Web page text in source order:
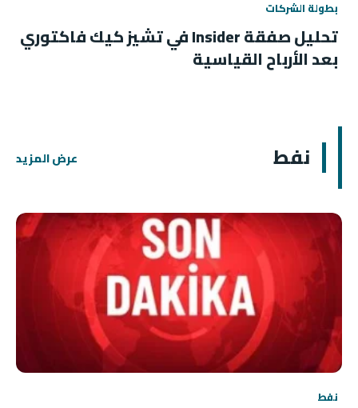
بطولة الشركات
تحليل صفقة Insider في تشيز كيك فاكتوري
بعد الأرباح القياسية
نفط عرض المزيد
نفط